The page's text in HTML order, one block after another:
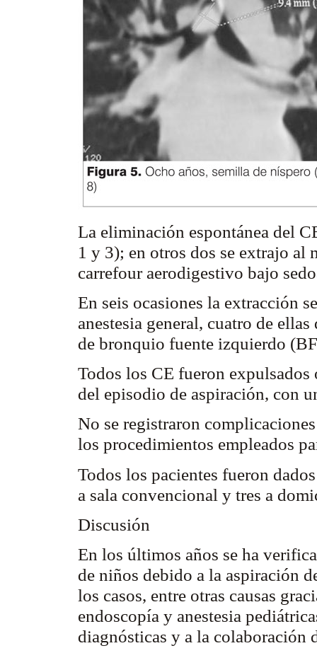
La eliminación espontánea del
1 y 3); en otros dos se extrajo al
carrefour aerodigestivo bajo
En seis ocasiones la extracción
anestesia general, cuatro de
de bronquio fuente izquierdo
Todos los CE fueron
del episodio de aspiración, con
No se registraron
los procedimientos empleados
Todos los pacientes fueron
a sala convencional y tres a
Discusión
En los últimos años se ha
de niños debido a la aspiración
los casos, entre otras causas
endoscopía y anestesia
diagnósticas y a la colaboración